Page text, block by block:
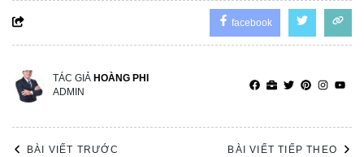
facebook
TÁC GIẢ HOÀNG PHI
ADMIN
BÀI VIẾT TRƯỚC BÀI VIẾT TIẾP THEO